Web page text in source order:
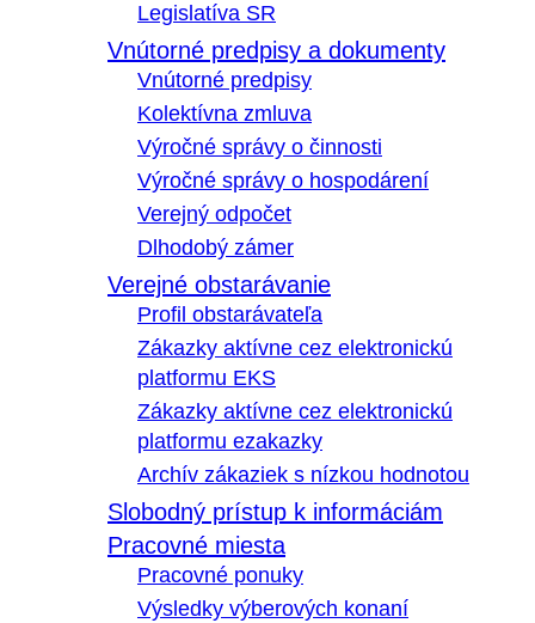
Legislatíva SR
Vnútorné predpisy a dokumenty
Vnútorné predpisy
Kolektívna zmluva
Výročné správy o činnosti
Výročné správy o hospodárení
Verejný odpočet
Dlhodobý zámer
Verejné obstarávanie
Profil obstarávateľa
Zákazky aktívne cez elektronickú
platformu EKS
Zákazky aktívne cez elektronickú
platformu ezakazky
Archív zákaziek s nízkou hodnotou
Slobodný prístup k informáciám
Pracovné miesta
Pracovné ponuky
Výsledky výberových konaní